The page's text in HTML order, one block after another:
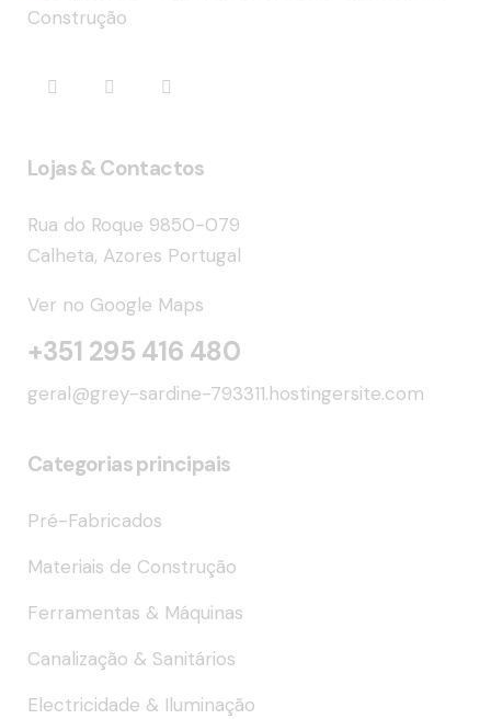
Lojas & Contactos
Rua do Roque 9850-079
Calheta, Azores Portugal
Ver no Google Maps
+351 295 416 480
geral@grey-sardine-793311.hostingersite.com
Categorias principais
Pré-Fabricados
Materiais de Construção
Ferramentas & Máquinas
Canalização & Sanitários
Electricidade & Iluminação